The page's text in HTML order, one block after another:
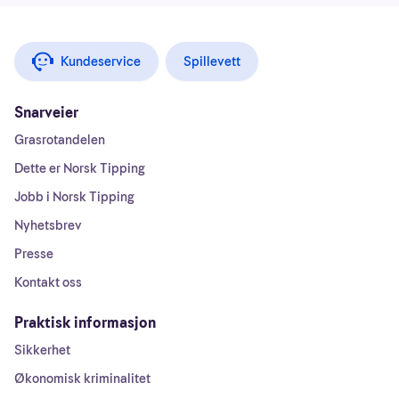
Kundeservice Spillevett
Snarveier
Grasrotandelen
Dette er Norsk Tipping
Jobb i Norsk Tipping
Nyhetsbrev
Presse
Kontakt oss
Praktisk informasjon
Sikkerhet
Økonomisk kriminalitet